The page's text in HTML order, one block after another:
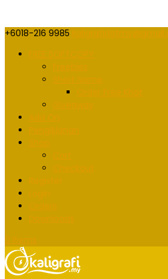
+6018-216 9985